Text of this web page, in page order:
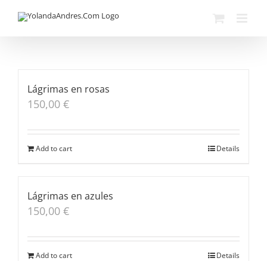
Lágrimas en rosas
150,00 €
Add to cart Details
Lágrimas en azules
150,00 €
Add to cart Details